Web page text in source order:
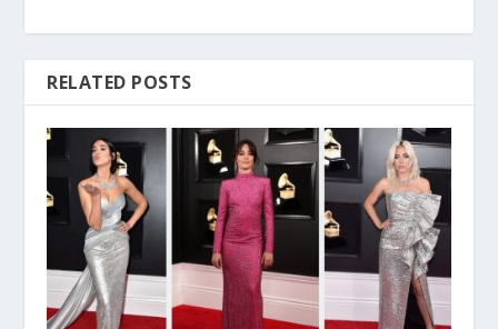
RELATED POSTS